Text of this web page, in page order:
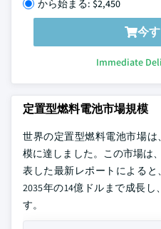
から始まる: $2,450
今
Immediate
定置型燃料電池市場規模
世界の定置型燃料電池市場は
模に達しました。この市場は
表した最新レポートによると
2035年の14億ドルまで成長し
す。